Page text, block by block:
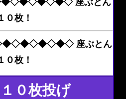
座ぶとん
０枚！
座ぶとん
０枚！
０枚投げ